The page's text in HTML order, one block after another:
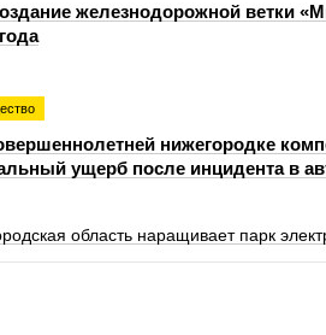
железнодорожной ветки
нижегородке
ущерб после инцидента в
область наращивает парк